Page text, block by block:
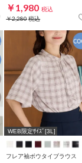
￥1,980 税込
￥2,280税込
WEB限定ｻｲｽﾞ[3L]
フレア袖ボウタイブラウス